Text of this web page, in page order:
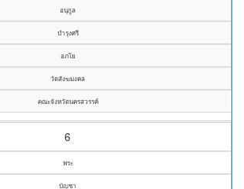
อนุกูล
บำรุงศรี
อภโย
วัดสังฆมงคล
คณะจังหวัดนครสวรรค์
6
พระ
บัญชา